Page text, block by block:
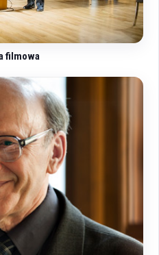
filmowa